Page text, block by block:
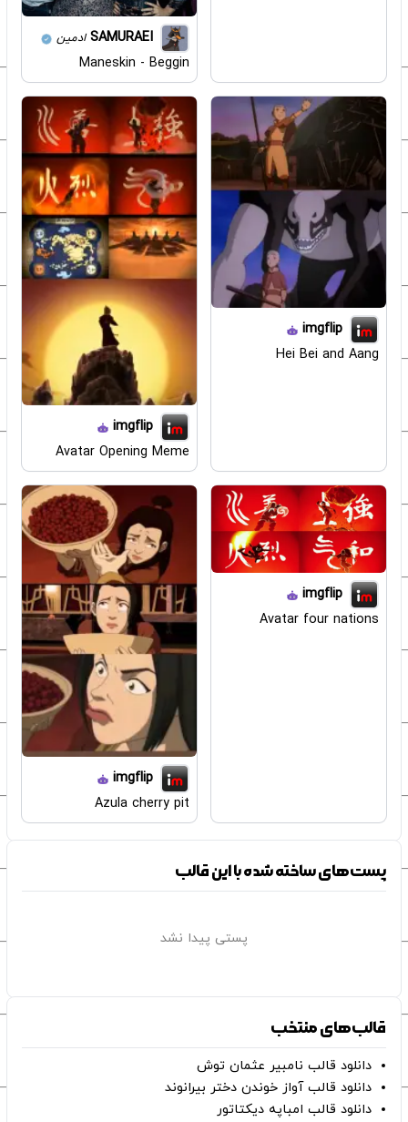
SAMURAEI ادمین
Maneskin - Beggin
imgflip
Hei Bei and Aang
imgflip
Avatar Opening Meme
imgflip
Avatar four nations
imgflip
Azula cherry pit
پست‌های ساخته شده با این قالب
پستی پیدا نشد
قالب‌های منتخب
دانلود قالب نامبیر عثمان ‌توش
دانلود قالب آواز خوندن دختر بیرانوند
دانلود قالب امباپه دیکتاتور